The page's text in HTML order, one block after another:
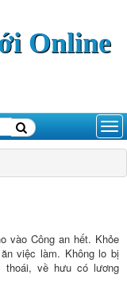
Online
vào Công an hết. Khỏe
việc làm. Không lo bị
về hưu có lương